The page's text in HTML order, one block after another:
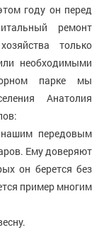
году он перед
ремонт
только
необходимыми
парке мы
Анатолия
передовым
Ему доверяют
он берется без
пример многим